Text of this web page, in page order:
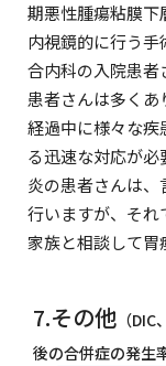
期悪性腫瘍粘膜下
内視鏡的に行う手
合内科の入院患
患者さんは多くあ
経過中に様々な疾
る迅速な対応が
炎の患者さんは
行いますが、それ
家族と相談して胃
7.その他 （
後の合併症の発生